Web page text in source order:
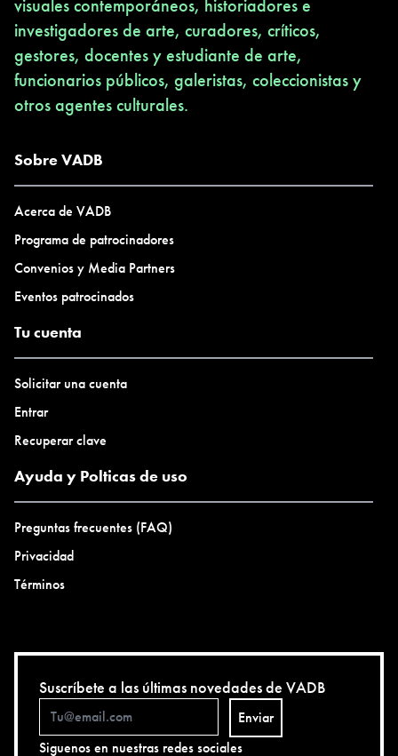
visuales contemporáneos, historiadores e
investigadores de arte, curadores, críticos,
gestores, docentes y estudiante de arte,
funcionarios públicos, galeristas, coleccionistas y
otros agentes culturales.
Sobre VADB
Acerca de VADB
Programa de patrocinadores
Convenios y Media Partners
Eventos patrocinados
Tu cuenta
Solicitar una cuenta
Entrar
Recuperar clave
Ayuda y Polticas de uso
Preguntas frecuentes (FAQ)
Privacidad
Términos
Suscríbete a las últimas novedades de VADB
Enviar
Siguenos en nuestras redes sociales